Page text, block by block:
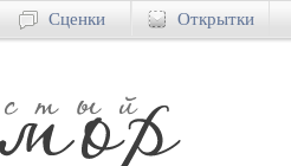
Сценки Открытки